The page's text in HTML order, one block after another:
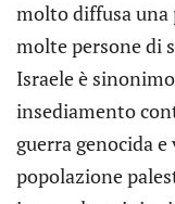
molto diffusa
molte persone di
Israele è
insediamento
guerra genocida
popolazione